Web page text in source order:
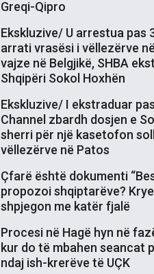
Greqi-Qipro
Ekskluzive/ U arrestua pas
arrati vrasësi i vëllezërve
vajze në Belgjikë, SHBA
Shqipëri Sokol Hoxhën
Ekskluzive/ I ekstraduar
Channel zbardh dosjen e
sherri për një kasetofon
vëllezërve në Patos
Çfarë është dokumenti
propozoi shqiptarëve?
shpjegon me katër fjalë
Procesi në Hagë hyn në
kur do të mbahen seancat
ndaj ish-krerëve të UÇK